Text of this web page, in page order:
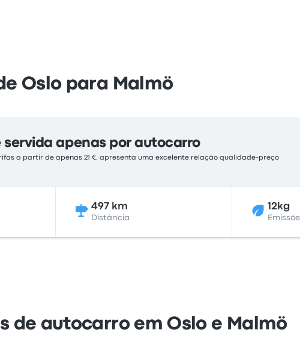
Oslo para Malmö
servida apenas por autocarro
a partir de apenas 21 €, apresenta uma excelente relação qualidade-preço
497 km
Distância
12kg
de autocarro em Oslo e Malmö